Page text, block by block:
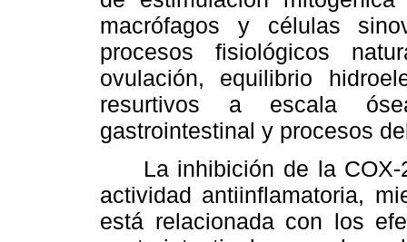
macrófagos y células
procesos fisiológicos
ovulación, equilibrio
resurtivos a escala
gastrointestinal y procesos
La inhibición de la COX-2
actividad antiinflamatoria,
está relacionada con los